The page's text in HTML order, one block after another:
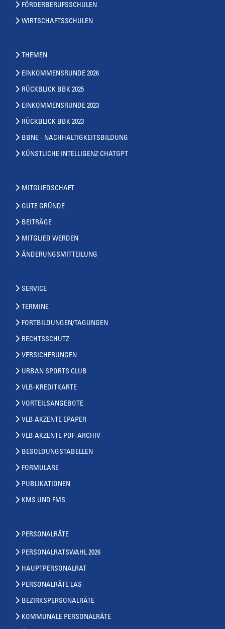
FÖRDERBERUFSSCHULEN
WIRTSCHAFTSSCHULEN
THEMEN
EINKOMMENSRUNDE 2026
RÜCKBLICK BBK 2025
EINKOMMENSRUNDE 2023
RÜCKBLICK BBK 2023
BBNE - NACHHALTIGKEITSBILDUNG
KÜNSTLICHE INTELLIGENZ CHATGPT
MITGLIEDSCHAFT
GUTE GRÜNDE
BEITRÄGE
MITGLIED WERDEN
ÄNDERUNGSMITTEILUNG
SERVICE
TERMINE
FORTBILDUNGEN/TAGUNGEN
RECHTSSCHUTZ
VERSICHERUNGEN
URBAN SPORTS CLUB
VLB-KREDITKARTE
VORTEILSANGEBOTE
VLB AKZENTE EPAPER
VLB AKZENTE PDF-ARCHIV
BESOLDUNGSTABELLEN
FORMULARE
PUBLIKATIONEN
KMS UND FMS
PERSONALRÄTE
PERSONALRATSWAHL 2026
HAUPTPERSONALRAT
PERSONALRÄTE LAS
BEZIRKSPERSONALRÄTE
KOMMUNALE PERSONALRÄTE